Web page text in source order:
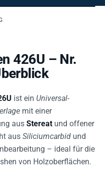
426U – Nr.
ist ein Universal-
mit einer
aus Stereat und offener
aus Siliciumcarbid und
– ideal für die
von Holzoberflächen.